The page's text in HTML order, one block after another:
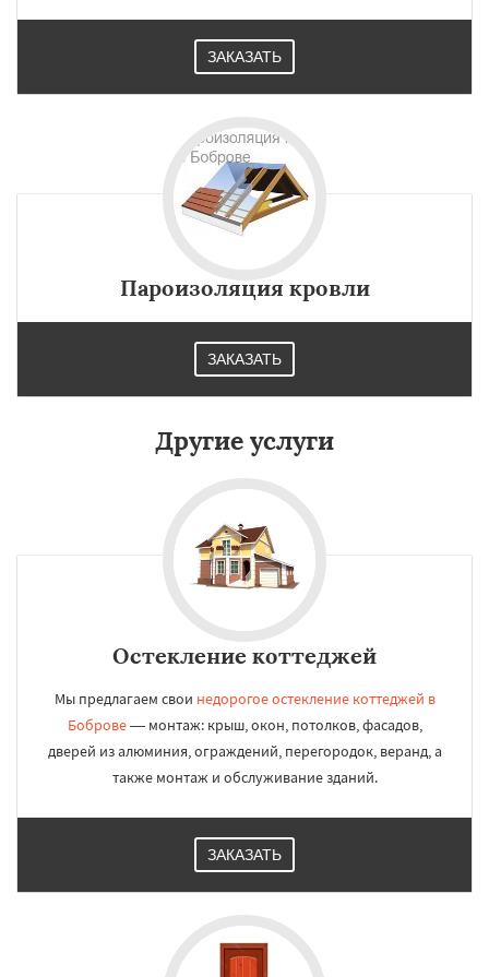
ЗАКАЗАТЬ
Пароизоляция кровли
ЗАКАЗАТЬ
Другие услуги
Остекление коттеджей
Мы предлагаем свои недорогое остекление коттеджей в
Боброве— монтаж: крыш, окон, потолков, фасадов,
дверей из алюминия, ограждений, перегородок, веранд, а
также монтаж и обслуживание зданий.
ЗАКАЗАТЬ